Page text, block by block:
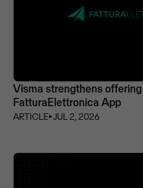
Visma strengthens
FatturaElettronica App
ARTICLE⏵JUL 2, 2026